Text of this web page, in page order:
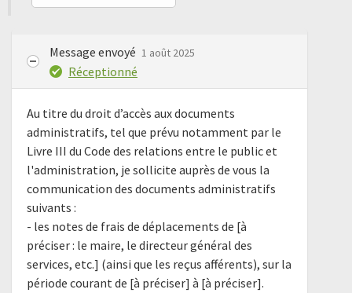
Message envoyé 1 août 2025
Réceptionné
Au titre du droit d’accès aux documents
administratifs, tel que prévu notamment par le
Livre III du Code des relations entre le public et
l'administration, je sollicite auprès de vous la
communication des documents administratifs
suivants :
- les notes de frais de déplacements de [à
préciser : le maire, le directeur général des
services, etc.] (ainsi que les reçus afférents), sur la
période courant de [à préciser] à [à préciser].